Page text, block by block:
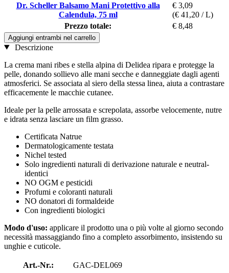
Dr. Scheller Balsamo Mani Protettivo alla
Calendula, 75 ml
€ 3,09
(€ 41,20 / L)
Prezzo totale:
€ 8,48
Aggiungi entrambi nel carrello
Descrizione
La crema mani ribes e stella alpina di Delidea ripara e protegge la
pelle, donando sollievo alle mani secche e danneggiate dagli agenti
atmosferici. Se associata al siero della stessa linea, aiuta a contrastare
efficacemente le macchie cutanee.
Ideale per la pelle arrossata e screpolata, assorbe velocemente, nutre
e idrata senza lasciare un film grasso.
Certificata Natrue
Dermatologicamente testata
Nichel tested
Solo ingredienti naturali di derivazione naturale e neutral-
identici
NO OGM e pesticidi
Profumi e coloranti naturali
NO donatori di formaldeide
Con ingredienti biologici
Modo d'uso: applicare il prodotto una o più volte al giorno secondo
necessità massaggiando fino a completo assorbimento, insistendo su
unghie e cuticole.
Art.-Nr.:
GAC-DEL069